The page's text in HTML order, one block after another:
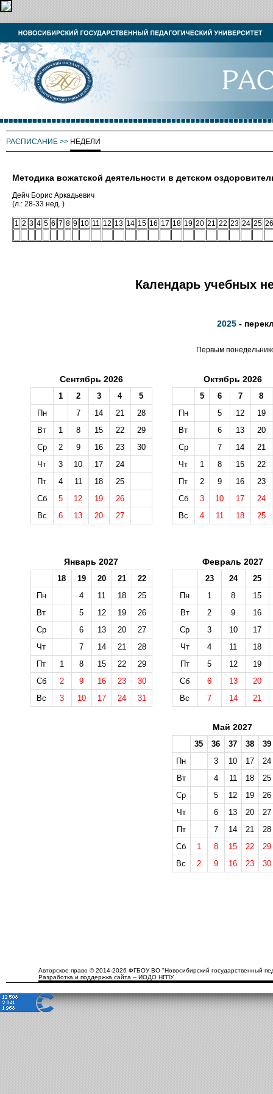
РАСПИСАНИЕ >> НЕДЕЛИ
Методика вожатской деятельности в детском
Дейч Борис Аркадьевич
(л.: 28-33 нед. )
1 2 3 4 5 6 7 8 9 10 11 12 13 14 15 16 17 18 19 20 21 22 23 24 25 26
Календарь учебных
2025 -
Первым
Сентябрь 2026
1 2 3 4
5
Пн
7 14 21
28
Вт
1 8 15 22
29
Ср
2 9 16 23
30
Чт
3 10 17
24
Пт
4 11 18
25
Сб
5 12 19
26
Вс
6 13 20 27
Октябрь 2026
5 6 7
8
Пн
5 12
19
Вт
6 13
20
Ср
7 14
21
Чт
1 8 15
22
Пт
2 9 16
23
Сб
3 10 17
24
Вс
4 11 18 25
Январь 2027
18 19 20 21
22
Пн
4 11 18
25
Вт
5 12 19
26
Ср
6 13 20
27
Чт
7 14 21
28
Пт
1 8 15 22
29
Сб
2 9 16 23
30
Вс
3 10 17 24 31
Февраль 2027
23 24
25
Пн
1 8
15
Вт
2 9
16
Ср
3 10
17
Чт
4 11
18
Пт
5 12
19
Сб
6 13
20
Вс
7 14 21
Май 2027
35 36 37 38
39
Пн
3 10 17
24
Вт
4 11 18
25
Ср
5 12 19
26
Чт
6 13 20
27
Пт
7 14 21
28
Сб
1 8 15 22
29
Вс
2 9 16 23 30
Авторское право © 2014-2026 ФГБОУ ВО "Новосибирский государственный
Разработка и поддержка сайта – ИОДО НГПУ